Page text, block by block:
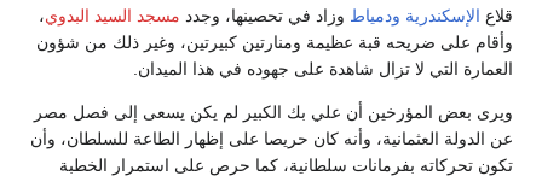
قلاع الإسكندرية ودمياط وزاد في تحصينها، وجدد مسجد السيد البدوي،
وأقام على ضريحه قبة عظيمة ومنارتين كبيرتين، وغير ذلك من شؤون
العمارة التي لا تزال شاهدة على جهوده في هذا الميدان.
ويرى بعض المؤرخين أن علي بك الكبير لم يكن يسعى إلى فصل مصر
عن الدولة العثمانية، وأنه كان حريصا على إظهار الطاعة للسلطان، وأن
تكون تحركاته بفرمانات سلطانية، كما حرص على استمرار الخطبة